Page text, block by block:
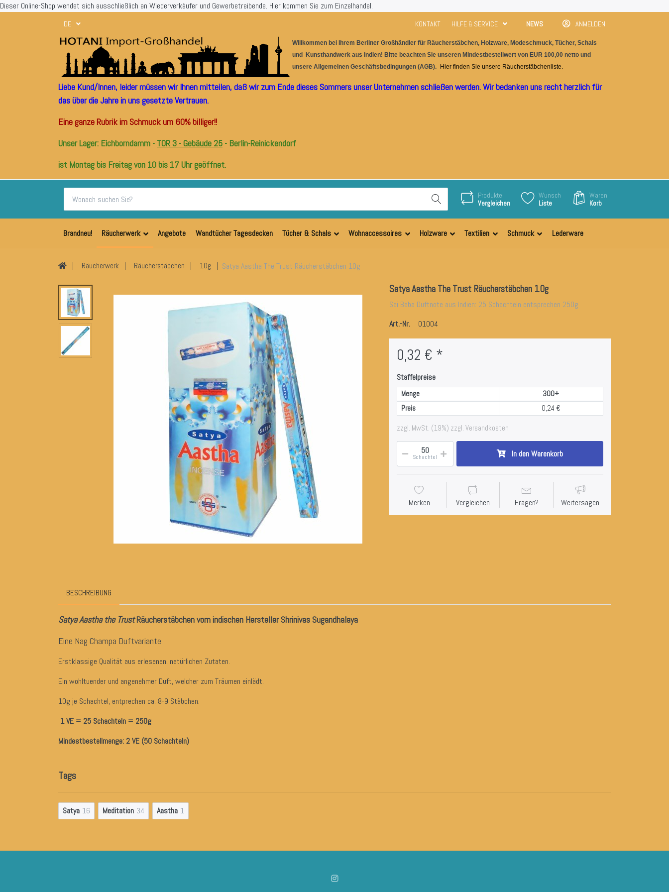
Dieser Online-Shop wendet sich ausschließlich an Wiederverkäufer und Gewerbetreibende. Hier kommen Sie zum Einzelhandel.
DE KONTAKT HILFE & SERVICE NEWS ANMELDEN
Willkommen bei Ihrem Berliner Großhändler für Räucherstäbchen, Holzware, Modeschmuck, Tücher, Schals
und Kunsthandwerk aus I ndien! Bitte beachten Sie unseren Mindestbestellwert von EUR 100,00 netto und
unsere Allgemeinen Geschäftsbedingungen (AGB). Hier finden Sie unsere Räucherstäbchenliste.
Liebe Kund/Innen, leider müssen wir Ihnen mitteilen, daß wir zum Ende dieses Sommers unser Unternehmen schließen werden. Wir bedanken uns recht herzlich für
das über die Jahre in uns gesetzte Vertrauen.
Eine ganze Rubrik im Schmuck um 60% billiger!!
Unser Lager: Eichborndamm - TOR 3 - Gebäude 25 - Berlin-Reinickendorf
ist Montag bis Freitag von 10 bis 17 Uhr geöffnet.
Produkte
Vergleichen
Wunsch
Liste
Waren
Korb
Brandneu! Räucherwerk Angebote Wandtücher Tagesdecken Tücher & Schals Wohnaccessoires Holzware Textilien Schmuck Lederware
Räucherwerk Räucherstäbchen 10g Satya Aastha The Trust Räucherstäbchen 10g
Satya Aastha The Trust Räucherstäbchen 10g
Sai Baba Duftnote aus Indien: 25 Schachteln entsprechen 250g
Art.-Nr.
01004
0,32 € *
Staffelpreise
Menge
300+
Preis
0,24 €
zzgl. MwSt. (19%) zzgl. Versandkosten
Schachtel In den Warenkorb
Merken Vergleichen Fragen? Weitersagen
BESCHREIBUNG
Satya Aastha the TrustRäucherstäbchen vom indischen Hersteller Shrinivas Sugandhalaya
Eine Nag Champa Duftvariante
Erstklassige Qualität aus erlesenen, natürlichen Zutaten.
Ein wohltuender und angenehmer Duft, welcher zum Träumen einlädt.
10g je Schachtel, entprechen ca. 8-9 Stäbchen.
1 VE = 25 Schachteln = 250g
Mindestbestellmenge: 2 VE (50 Schachteln)
Tags
Satya 16 Meditation 34 Aastha 1